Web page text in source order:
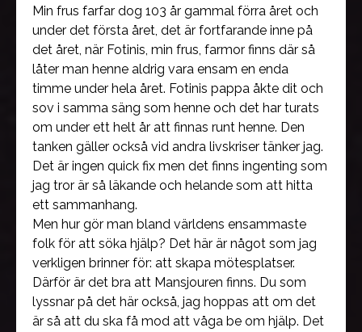
Min frus farfar dog 103 år gammal förra året och
under det första året, det är fortfarande inne på
det året, när Fotinis, min frus, farmor finns där så
låter man henne aldrig vara ensam en enda
timme under hela året. Fotinis pappa åkte dit och
sov i samma säng som henne och det har turats
om under ett helt år att finnas runt henne. Den
tanken gäller också vid andra livskriser tänker jag.
Det är ingen quick fix men det finns ingenting som
jag tror är så läkande och helande som att hitta
ett sammanhang.
Men hur gör man bland världens ensammaste
folk för att söka hjälp? Det här är något som jag
verkligen brinner för: att skapa mötesplatser.
Därför är det bra att Mansjouren finns. Du som
lyssnar på det här också, jag hoppas att om det
är så att du ska få mod att våga be om hjälp. Det